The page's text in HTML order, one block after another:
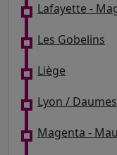
Les Gobelins
Liège